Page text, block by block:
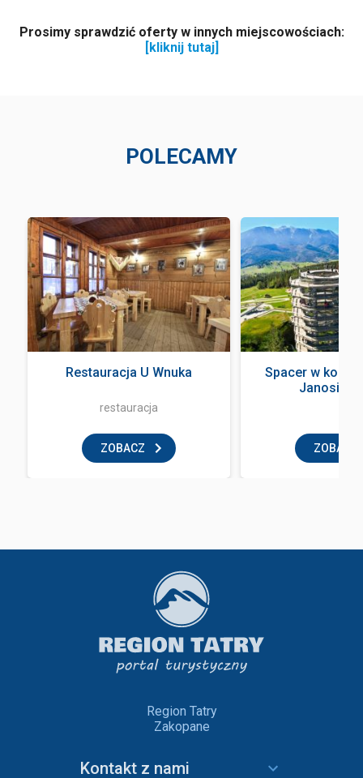
Prosimy sprawdzić oferty w innych miejscowościach:
[kliknij tutaj]
POLECAMY
Restauracja U Wnuka
restauracja
ZOBACZ
Spacer w
Janosik
ZOBACZ
Region Tatry
Zakopane
Kontakt z nami